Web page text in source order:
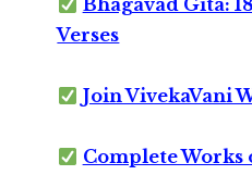
Bhagavad Gita:
Verses
Join VivekaVani
Complete Works